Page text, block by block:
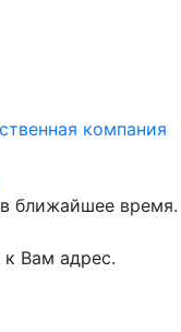
компания
ближайшее время.
Вам адрес.